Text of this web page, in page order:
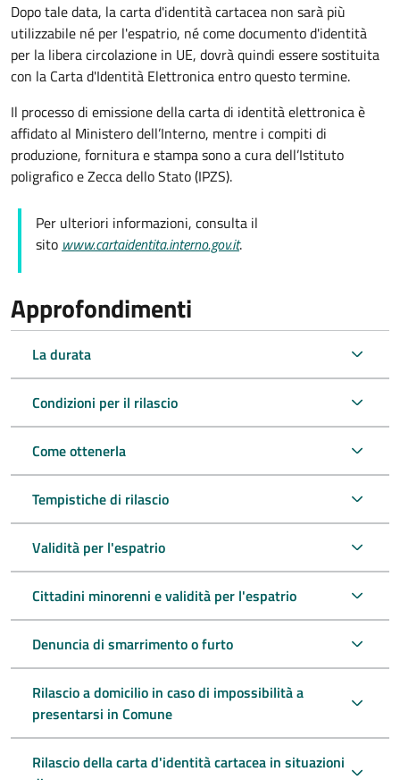
Dopo tale data, la carta d'identità cartacea non sarà più
utilizzabile né per l'espatrio, né come documento d'identità
per la libera circolazione in UE, dovrà quindi essere sostituita
con la Carta d'Identità Elettronica entro questo termine.
Il processo di emissione della carta di identità elettronica è
affidato al Ministero dell’Interno, mentre i compiti di
produzione, fornitura e stampa sono a cura dell’Istituto
poligrafico e Zecca dello Stato (IPZS).
Per ulteriori informazioni, consulta il
sito www.cartaidentita.interno.gov.it.
Approfondimenti
La durata
Condizioni per il rilascio
Come ottenerla
Tempistiche di rilascio
Validità per l'espatrio
Cittadini minorenni e validità per l'espatrio
Denuncia di smarrimento o furto
Rilascio a domicilio in caso di impossibilità a
presentarsi in Comune
Rilascio della carta d'identità cartacea in situazioni